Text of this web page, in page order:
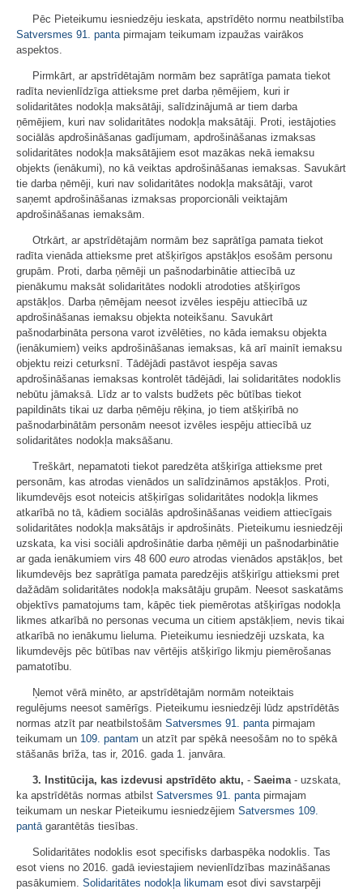
Pēc Pieteikumu iesniedzēju ieskata, apstrīdēto normu neatbilstība
Satversmes 91. panta pirmajam teikumam izpaužas vairākos
aspektos.
Pirmkārt, ar apstrīdētajām normām bez saprātīga pamata tiekot
radīta nevienlīdzīga attieksme pret darba ņēmējiem, kuri ir
solidaritātes nodokļa maksātāji, salīdzinājumā ar tiem darba
ņēmējiem, kuri nav solidaritātes nodokļa maksātāji. Proti, iestājoties
sociālās apdrošināšanas gadījumam, apdrošināšanas izmaksas
solidaritātes nodokļa maksātājiem esot mazākas nekā iemaksu
objekts (ienākumi), no kā veiktas apdrošināšanas iemaksas. Savukārt
tie darba ņēmēji, kuri nav solidaritātes nodokļa maksātāji, varot
saņemt apdrošināšanas izmaksas proporcionāli veiktajām
apdrošināšanas iemaksām.
Otrkārt, ar apstrīdētajām normām bez saprātīga pamata tiekot
radīta vienāda attieksme pret atšķirīgos apstākļos esošām personu
grupām. Proti, darba ņēmēji un pašnodarbinātie attiecībā uz
pienākumu maksāt solidaritātes nodokli atrodoties atšķirīgos
apstākļos. Darba ņēmējam neesot izvēles iespēju attiecībā uz
apdrošināšanas iemaksu objekta noteikšanu. Savukārt
pašnodarbināta persona varot izvēlēties, no kāda iemaksu objekta
(ienākumiem) veiks apdrošināšanas iemaksas, kā arī mainīt iemaksu
objektu reizi ceturksnī. Tādējādi pastāvot iespēja savas
apdrošināšanas iemaksas kontrolēt tādējādi, lai solidaritātes nodoklis
nebūtu jāmaksā. Līdz ar to valsts budžets pēc būtības tiekot
papildināts tikai uz darba ņēmēju rēķina, jo tiem atšķirībā no
pašnodarbinātām personām neesot izvēles iespēju attiecībā uz
solidaritātes nodokļa maksāšanu.
Treškārt, nepamatoti tiekot paredzēta atšķirīga attieksme pret
personām, kas atrodas vienādos un salīdzināmos apstākļos. Proti,
likumdevējs esot noteicis atšķirīgas solidaritātes nodokļa likmes
atkarībā no tā, kādiem sociālās apdrošināšanas veidiem attiecīgais
solidaritātes nodokļa maksātājs ir apdrošināts. Pieteikumu iesniedzēji
uzskata, ka visi sociāli apdrošinātie darba ņēmēji un pašnodarbinātie
ar gada ienākumiem virs 48 600 euro atrodas vienādos apstākļos, bet
likumdevējs bez saprātīga pamata paredzējis atšķirīgu attieksmi pret
dažādām solidaritātes nodokļa maksātāju grupām. Neesot saskatāms
objektīvs pamatojums tam, kāpēc tiek piemērotas atšķirīgas nodokļa
likmes atkarībā no personas vecuma un citiem apstākļiem, nevis tikai
atkarībā no ienākumu lieluma. Pieteikumu iesniedzēji uzskata, ka
likumdevējs pēc būtības nav vērtējis atšķirīgo likmju piemērošanas
pamatotību.
Ņemot vērā minēto, ar apstrīdētajām normām noteiktais
regulējums neesot samērīgs. Pieteikumu iesniedzēji lūdz apstrīdētās
normas atzīt par neatbilstošām Satversmes 91. panta pirmajam
teikumam un 109. pantam un atzīt par spēkā neesošām no to spēkā
stāšanās brīža, tas ir, 2016. gada 1. janvāra.
3. Institūcija, kas izdevusi apstrīdēto aktu, - Saeima - uzskata,
ka apstrīdētās normas atbilst Satversmes 91. panta pirmajam
teikumam un neskar Pieteikumu iesniedzējiem Satversmes 109.
pantā garantētās tiesības.
Solidaritātes nodoklis esot specifisks darbaspēka nodoklis. Tas
esot viens no 2016. gadā ieviestajiem nevienlīdzības mazināšanas
pasākumiem. Solidaritātes nodokļa likumam esot divi savstarpēji